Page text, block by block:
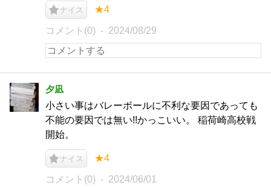
ナイス ★4
コメント(0) 2024/08/29
夕凪
小さい事はバレーボールに不利な要因であっても
不能の要因では無い!!かっこいい。 稲荷崎高校戦
開始。
ナイス ★4
コメント(0) 2024/06/01